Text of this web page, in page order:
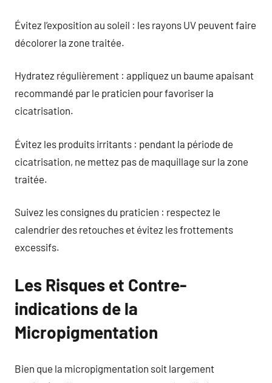
Évitez l’exposition au soleil : les rayons UV peuvent faire
décolorer la zone traitée.
Hydratez régulièrement : appliquez un baume apaisant
recommandé par le praticien pour favoriser la
cicatrisation.
Évitez les produits irritants : pendant la période de
cicatrisation, ne mettez pas de maquillage sur la zone
traitée.
Suivez les consignes du praticien : respectez le
calendrier des retouches et évitez les frottements
excessifs.
Les Risques et Contre-
indications de la
Micropigmentation
Bien que la micropigmentation soit largement